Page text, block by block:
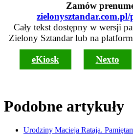
Zamów
Cały tekst dostępny w wersji
Zielony Sztandar lub na
eKiosk Nexto
Podobne artykuły
Urodziny Macieja Rataja.